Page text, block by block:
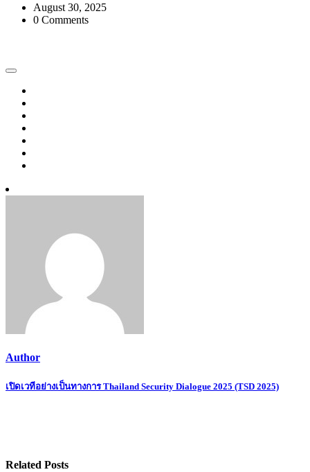
August 30, 2025
0 Comments
Author
Post
เปิดเวทีอย่างเป็นทางการ Thailand Security Dialogue 2025 (TSD 2025)
Related Posts